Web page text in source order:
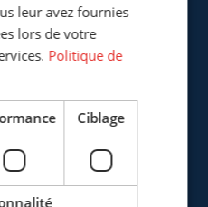
57 37 66
leur avez fournies
lors de votre
Politique de
Ciblage